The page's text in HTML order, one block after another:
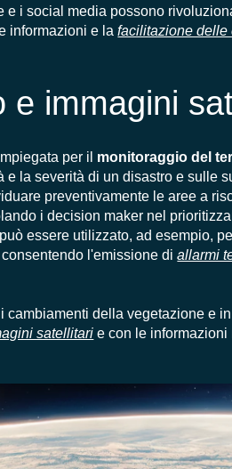
e i social media possono
informazioni e lafacilitazione delle
e immagini
per il monitoraggio del
e la severità di un disastro e sulle
preventivamente le aree a
i decision maker nel
essere utilizzato, ad esempio,
consentendo l'emissione diallarmi
della vegetazione e
satellitari e con le